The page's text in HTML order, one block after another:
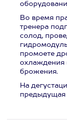
Во время
тренера
солод,
промоете
охлаждения
брожения.
На
предыдущая